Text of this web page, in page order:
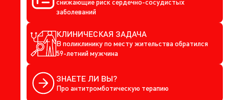
снижающие риск сердечно-сосудистых
заболеваний
КЛИНИЧЕСКАЯ ЗАДАЧА
В поликлинику по месту жительства обратился
59-летний мужчина
ЗНАЕТЕ ЛИ ВЫ?
Про антитромботическую терапию